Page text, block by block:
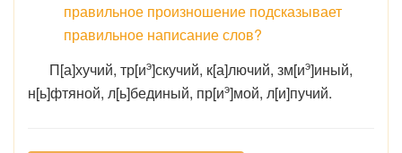
правильное произношение подсказывает
правильное написание слов?
П[а]хучий, тр[иэ]скучий, к[а]лючий, зм[иэ]иный,
н[ь]фтяной, л[ь]бединый, пр[иэ]мой, л[и]пучий.